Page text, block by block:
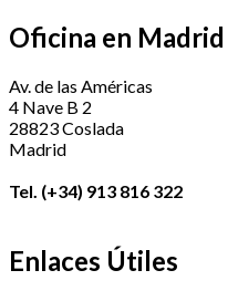
Oficina en Madrid
Av. de las Américas
4 Nave B 2
28823 Coslada
Madrid
Tel. (+34) 913 816 322
Enlaces Útiles